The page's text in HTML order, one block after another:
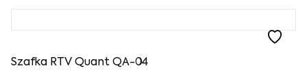
Szafka RTV Quant QA-04